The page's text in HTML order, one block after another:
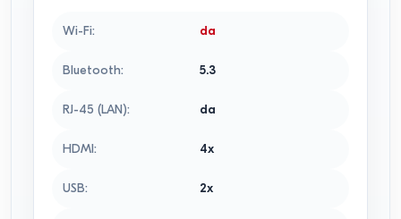
Wi-Fi: da
Bluetooth: 5.3
RJ-45 (LAN): da
HDMI: 4x
USB: 2x